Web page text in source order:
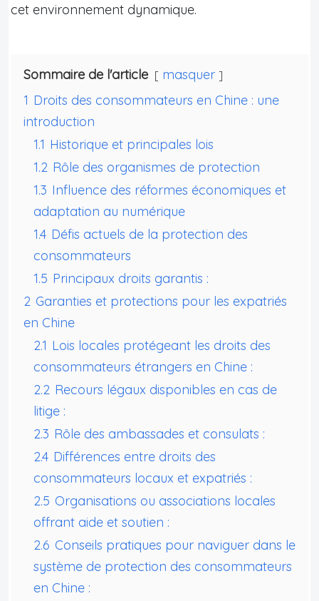
cet environnement dynamique.
Sommaire de l'article
masquer
1 Droits des consommateurs en Chine : une
introduction
1.1 Historique et principales lois
1.2 Rôle des organismes de protection
1.3 Influence des réformes économiques et
adaptation au numérique
1.4 Défis actuels de la protection des
consommateurs
1.5 Principaux droits garantis :
2 Garanties et protections pour les expatriés
en Chine
2.1 Lois locales protégeant les droits des
consommateurs étrangers en Chine :
2.2 Recours légaux disponibles en cas de
litige :
2.3 Rôle des ambassades et consulats :
2.4 Différences entre droits des
consommateurs locaux et expatriés :
2.5 Organisations ou associations locales
offrant aide et soutien :
2.6 Conseils pratiques pour naviguer dans le
système de protection des consommateurs
en Chine :